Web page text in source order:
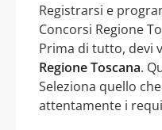
Registrarsi e
Concorsi Regione
Prima di tutto, devi
Regione Toscana.
Seleziona quello
attentamente i